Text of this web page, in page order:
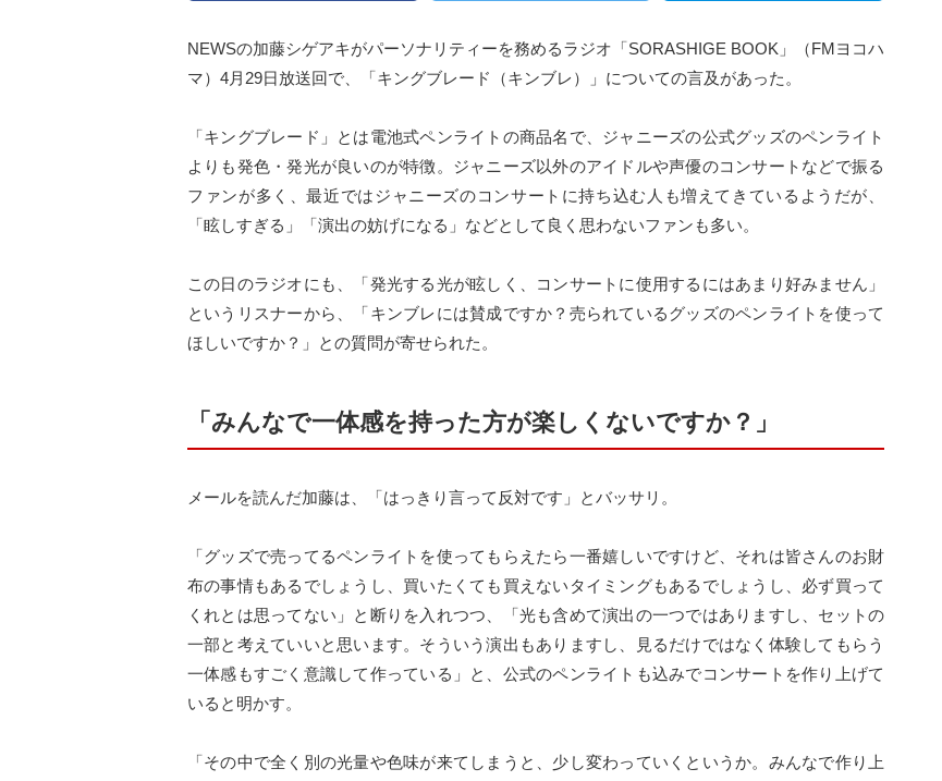
NEWSの加藤シゲアキがパーソナリティーを務めるラジオ「SORASHIGE BOOK」（FMヨコハ
マ）4月29日放送回で、「キングブレード（キンブレ）」についての言及があった。
「キングブレード」とは電池式ペンライトの商品名で、ジャニーズの公式グッズのペンライト
よりも発色・発光が良いのが特徴。ジャニーズ以外のアイドルや声優のコンサートなどで振る
ファンが多く、最近ではジャニーズのコンサートに持ち込む人も増えてきているようだが、
「眩しすぎる」「演出の妨げになる」などとして良く思わないファンも多い。
この日のラジオにも、「発光する光が眩しく、コンサートに使用するにはあまり好みません」
というリスナーから、「キンブレには賛成ですか？売られているグッズのペンライトを使って
ほしいですか？」との質問が寄せられた。
「みんなで一体感を持った方が楽しくないですか？」
メールを読んだ加藤は、「はっきり言って反対です」とバッサリ。
「グッズで売ってるペンライトを使ってもらえたら一番嬉しいですけど、それは皆さんのお財
布の事情もあるでしょうし、買いたくても買えないタイミングもあるでしょうし、必ず買って
くれとは思ってない」と断りを入れつつ、「光も含めて演出の一つではありますし、セットの
一部と考えていいと思います。そういう演出もありますし、見るだけではなく体験してもらう
一体感もすごく意識して作っている」と、公式のペンライトも込みでコンサートを作り上げて
いると明かす。
「その中で全く別の光量や色味が来てしまうと、少し変わっていくというか。みんなで作り上
記事を読む
記事を読む
記事を読む